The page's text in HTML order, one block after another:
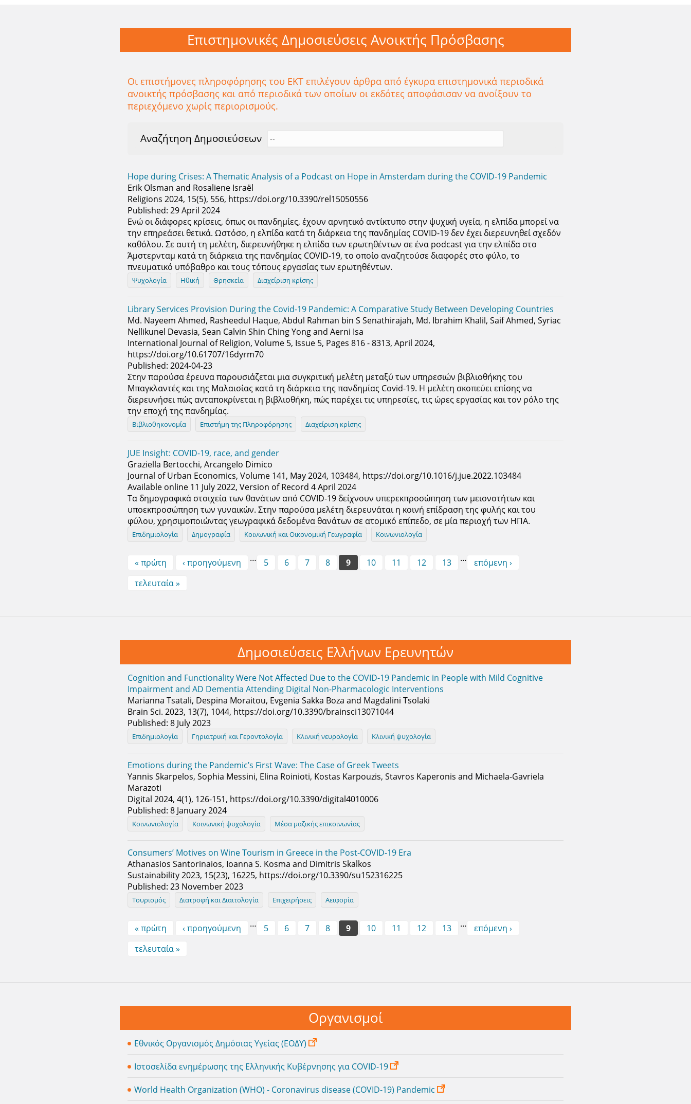
Επιστημονικές Δημοσιεύσεις Ανοικτής Πρόσβασης
Οι επιστήμονες πληροφόρησης του ΕΚΤ επιλέγουν άρθρα από έγκυρα επιστημονικά περιοδικά
ανοικτής πρόσβασης και από περιοδικά των οποίων οι εκδότες αποφάσισαν να ανοίξουν το
περιεχόμενο χωρίς περιορισμούς.
Αναζήτηση Δημοσιεύσεων
Hope during Crises: A Thematic Analysis of a Podcast on Hope in Amsterdam during the COVID-19 Pandemic
Erik Olsman and Rosaliene Israël
Religions 2024, 15(5), 556, https://doi.org/10.3390/rel15050556
Published: 29 April 2024
Ενώ οι διάφορες κρίσεις, όπως οι πανδημίες, έχουν αρνητικό αντίκτυπο στην ψυχική υγεία, η ελπίδα μπορεί να
την επηρεάσει θετικά. Ωστόσο, η ελπίδα κατά τη διάρκεια της πανδημίας COVID-19 δεν έχει διερευνηθεί σχεδόν
καθόλου. Σε αυτή τη μελέτη, διερευνήθηκε η ελπίδα των ερωτηθέντων σε ένα podcast για την ελπίδα στο
Άμστερνταμ κατά τη διάρκεια της πανδημίας COVID-19, το οποίο αναζητούσε διαφορές στο φύλο, το
πνευματικό υπόβαθρο και τους τόπους εργασίας των ερωτηθέντων.
Ψυχολογία Ηθική Θρησκεία Διαχείριση κρίσης
Library Services Provision During the Covid-19 Pandemic: A Comparative Study Between Developing Countries
Md. Nayeem Ahmed, Rasheedul Haque, Abdul Rahman bin S Senathirajah, Md. Ibrahim Khalil, Saif Ahmed, Syriac
Nellikunel Devasia, Sean Calvin Shin Ching Yong and Aerni Isa
International Journal of Religion, Volume 5, Issue 5, Pages 816 - 8313, April 2024,
https://doi.org/10.61707/16dyrm70
Published: 2024-04-23
Στην παρούσα έρευνα παρουσιάζεται μια συγκριτική μελέτη μεταξύ των υπηρεσιών βιβλιοθήκης του
Μπαγκλαντές και της Μαλαισίας κατά τη διάρκεια της πανδημίας Covid-19. Η μελέτη σκοπεύει επίσης να
διερευνήσει πώς ανταποκρίνεται η βιβλιοθήκη, πώς παρέχει τις υπηρεσίες, τις ώρες εργασίας και τον ρόλο της
την εποχή της πανδημίας.
Βιβλιοθηκονομία Επιστήμη της Πληροφόρησης Διαχείριση κρίσης
JUE Insight: COVID-19, race, and gender
Graziella Bertocchi, Arcangelo Dimico
Journal of Urban Economics, Volume 141, May 2024, 103484, https://doi.org/10.1016/j.jue.2022.103484
Available online 11 July 2022, Version of Record 4 April 2024
Τα δημογραφικά στοιχεία των θανάτων από COVID-19 δείχνουν υπερεκπροσώπηση των μειονοτήτων και
υποεκπροσώπηση των γυναικών. Στην παρούσα μελέτη διερευνάται η κοινή επίδραση της φυλής και του
φύλου, χρησιμοποιώντας γεωγραφικά δεδομένα θανάτων σε ατομικό επίπεδο, σε μία περιοχή των ΗΠΑ.
Επιδημιολογία Δημογραφία Κοινωνική και Οικονομική Γεωγραφία Κοινωνιολογία
Pages
« πρώτη ‹ προηγούμενη … 5 6 7 8 9 10 11 12 13 …
επόμενη ›
τελευταία »
Δημοσιεύσεις Ελλήνων Ερευνητών
Cognition and Functionality Were Not Affected Due to the COVID-19 Pandemic in People with Mild Cognitive
Impairment and AD Dementia Attending Digital Non-Pharmacologic Interventions
Marianna Tsatali, Despina Moraitou, Evgenia Sakka Boza and Magdalini Tsolaki
Brain Sci. 2023, 13(7), 1044, https://doi.org/10.3390/brainsci13071044
Published: 8 July 2023
Επιδημιολογία Γηριατρική και Γεροντολογία Κλινική νευρολογία Κλινική ψυχολογία
Emotions during the Pandemic’s First Wave: The Case of Greek Tweets
Yannis Skarpelos, Sophia Messini, Elina Roinioti, Kostas Karpouzis, Stavros Kaperonis and Michaela-Gavriela
Marazoti
Digital 2024, 4(1), 126-151, https://doi.org/10.3390/digital4010006
Published: 8 January 2024
Κοινωνιολογία Κοινωνική ψυχολογία Μέσα μαζικής επικοινωνίας
Consumers’ Motives on Wine Tourism in Greece in the Post-COVID-19 Era
Athanasios Santorinaios, Ioanna S. Kosma and Dimitris Skalkos
Sustainability 2023, 15(23), 16225, https://doi.org/10.3390/su152316225
Published: 23 November 2023
Τουρισμός Διατροφή και Διαιτολογία Επιχειρήσεις Αειφορία
Pages
« πρώτη ‹ προηγούμενη … 5 6 7 8 9 10 11 12 13 …
επόμενη ›
τελευταία »
Οργανισμοί
Εθνικός Οργανισμός Δημόσιας Υγείας (ΕΟΔΥ)
Ιστοσελίδα ενημέρωσης της Ελληνικής Κυβέρνησης για COVID-19
World Health Organization (WHO) - Coronavirus disease (COVID-19) Pandemic